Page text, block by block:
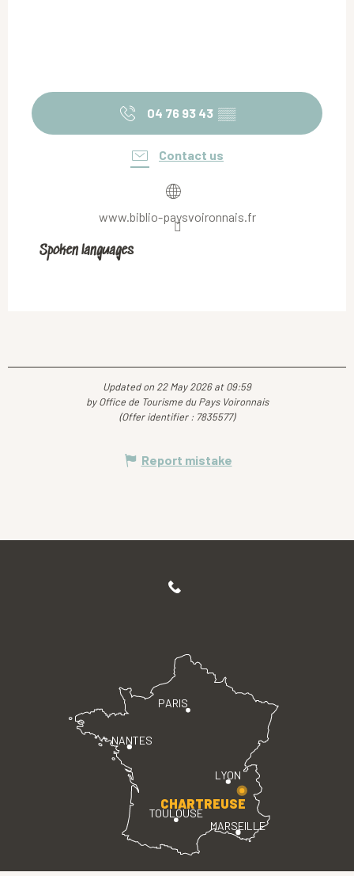
04 76 93 43 ▒▒
Contact us
www.biblio-paysvoironnais.fr
Spoken languages
Spoken languages
Updated on 22 May 2026 at 09:59
by Office de Tourisme du Pays Voironnais
(Offer identifier : 7835577)
Report mistake
PARIS
LYON
TOULOUSE
MARSEILLE
NANTES
CHARTREUSE